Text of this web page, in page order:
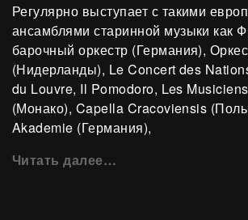
Регулярно выступает с такими
ансамблями старинной музыки как
барочный оркестр (Германия),
(Нидерланды), Le Concert des
du Louvre, Il Pomodoro, Les
(Монако), Capella Cracoviensis
Akademie (Германия),
Читать далее…